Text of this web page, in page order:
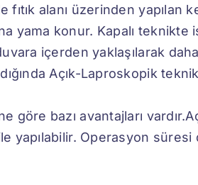
alanı üzerinden yapılan
yama konur. Kapalı
içerden yaklaşılarak
Açık-Laproskopik
bazı avantajları
yapılabilir. Operasyon süresi